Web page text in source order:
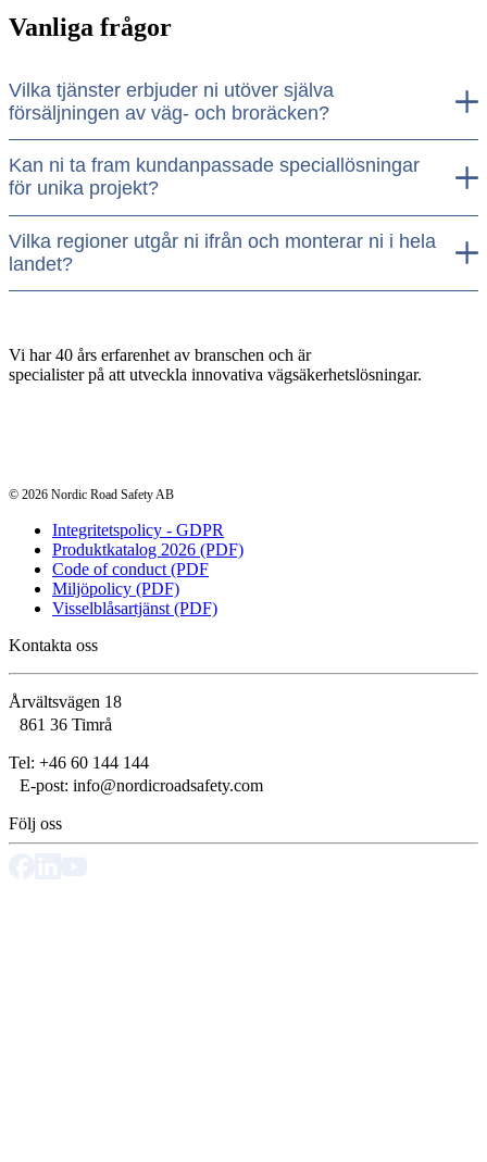
Vanliga frågor
Vilka tjänster erbjuder ni utöver själva
försäljningen av väg- och broräcken?
Kan ni ta fram kundanpassade speciallösningar
för unika projekt?
Vilka regioner utgår ni ifrån och monterar ni i hela
landet?
Vi har 40 års erfarenhet av branschen och är
specialister på att utveckla innovativa vägsäkerhetslösningar.
© 2026 Nordic Road Safety AB
Integritetspolicy - GDPR
Produktkatalog 2026 (PDF)
Code of conduct (PDF
Miljöpolicy (PDF)
Visselblåsartjänst (PDF)
Kontakta oss
Årvältsvägen 18
861 36 Timrå
Tel: +46 60 144 144
E‑post: info@nordicroadsafety.com
Följ oss